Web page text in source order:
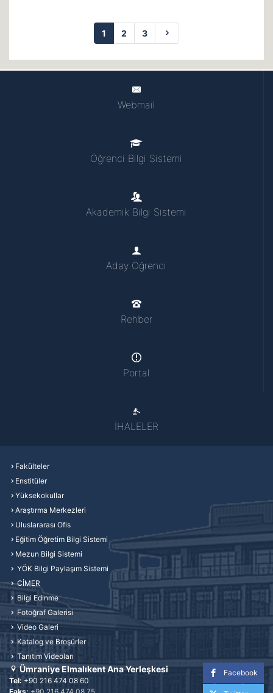
1 2 3
Webmail
Öğrenci Bilgi Sistemi
Akademik Bilgi Sistemi
Aday Öğrenci
Rehber
Portal
İHALELER
Fakülteler
Enstitüler
Yüksekokullar
Araştırma Merkezleri
Uluslararası Ofis
Eğitim Öğretim Bilgi Sistemi
Mezun Bilgi Sistemi
YÖK Bilgi Paylaşım Sistemi
CİMER
Bilgi Edinme
Fotoğraf Galerisi
Video Galeri
Katalog ve Broşürler
Tanıtım Videoları
Facebook
Ümraniye Elmalıkent Ana Yerleşkesi
Tel: +90 216 474 08 60